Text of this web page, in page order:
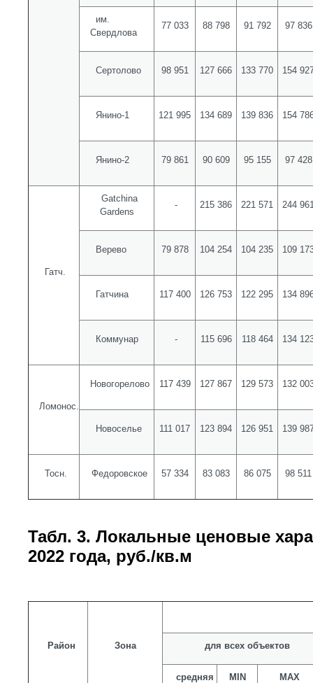
им.
Свердлова
77 033 88 798 91 792 97 836
Сертолово 98 951 127 666 133 770 154
Янино-1 121 995 134 689 139 836 154
Янино-2 79 861 90 609 95 155 97 428
Гатч.
Gatchina
Gardens
- 215 386 221 571 244
Верево 79 878 104 254 104 235 109
Гатчина 117 400 126 753 122 295 134
Коммунар - 115 696 118 464 134
Ломонос.
Новогорелово 117 439 127 867 129 573 132
Новоселье 111 017 123 894 126 951 139
Тосн. Федоровское 57 334 83 083 86 075 98 511
Табл. 3. Локальные ценовые
2022 года, руб./кв.м
Район Зона для всех объектов
средняя MIN MAX